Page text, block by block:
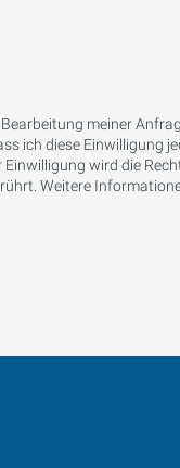
meiner
ich diese Einwilligung
wird die
Weitere